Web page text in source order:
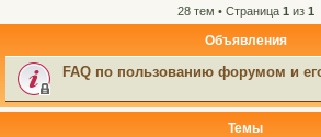
28 тем • Страница 1 из 1
Объявления
FAQ по пользованию форумом и
Темы